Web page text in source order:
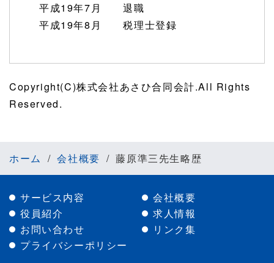
平成19年7月 退職
平成19年8月 税理士登録
Copyright(C)株式会社あさひ合同会計.All Rights
Reserved.
ホーム 会社概要 藤原準三先生略歴
サービス内容
会社概要
役員紹介
求人情報
お問い合わせ
リンク集
プライバシーポリシー